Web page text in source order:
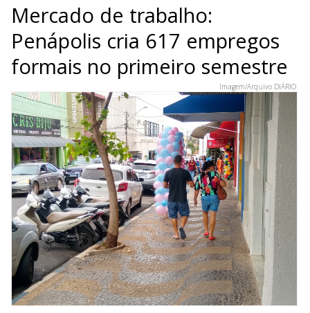
Mercado de trabalho:
Penápolis cria 617 empregos
formais no primeiro semestre
Imagem/Arquivo DIÁRIO